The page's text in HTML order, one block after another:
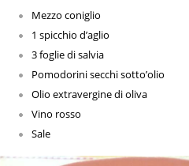
Mezzo coniglio
1 spicchio d’aglio
3 foglie di salvia
Pomodorini secchi sotto’olio
Olio extravergine di oliva
Vino rosso
Sale